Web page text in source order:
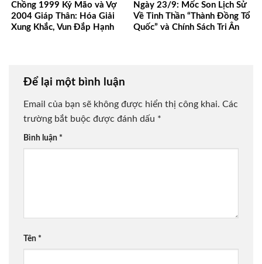
Chồng 1999 Kỷ Mão và Vợ
2004 Giáp Thân: Hóa Giải
Xung Khắc, Vun Đắp Hạnh
Ngày 23/9: Mốc Son Lịch Sử
Về Tinh Thần “Thành Đồng Tổ
Quốc” và Chính Sách Tri Ân
Để lại một bình luận
Email của bạn sẽ không được hiển thị công khai. Các
trường bắt buộc được đánh dấu *
Bình luận *
Tên *